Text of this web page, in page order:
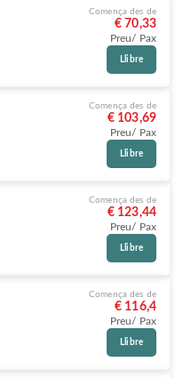
Comença des de
€ 70,33
Preu/ Pax
Llibre
Comença des de
€ 103,69
Preu/ Pax
Llibre
Comença des de
€ 123,44
Preu/ Pax
Llibre
Comença des de
€ 116,4
Preu/ Pax
Llibre